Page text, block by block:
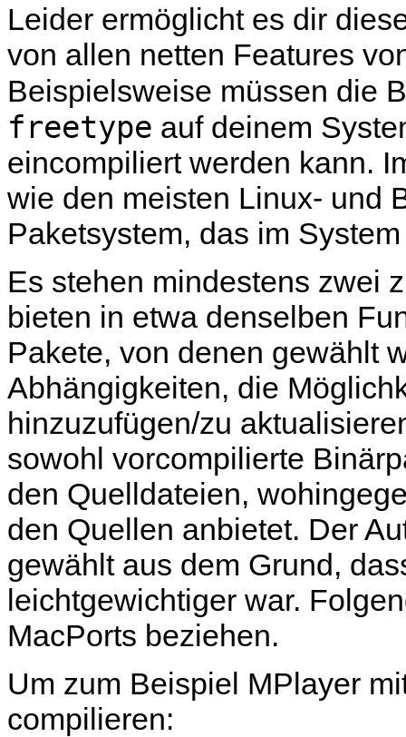
Leider ermöglicht es dir
von allen netten Features
Beispielsweise müssen die
freetype auf deinem
eincompiliert werden kann.
wie den meisten Linux- und
Paketsystem, das im
Es stehen mindestens zwei
bieten in etwa denselben
Pakete, von denen gewählt
Abhängigkeiten, die
hinzuzufügen/zu
sowohl vorcompilierte
den Quelldateien,
den Quellen anbietet. Der
gewählt aus dem Grund,
leichtgewichtiger war.
MacPorts beziehen.
Um zum Beispiel MPlayer
compilieren: